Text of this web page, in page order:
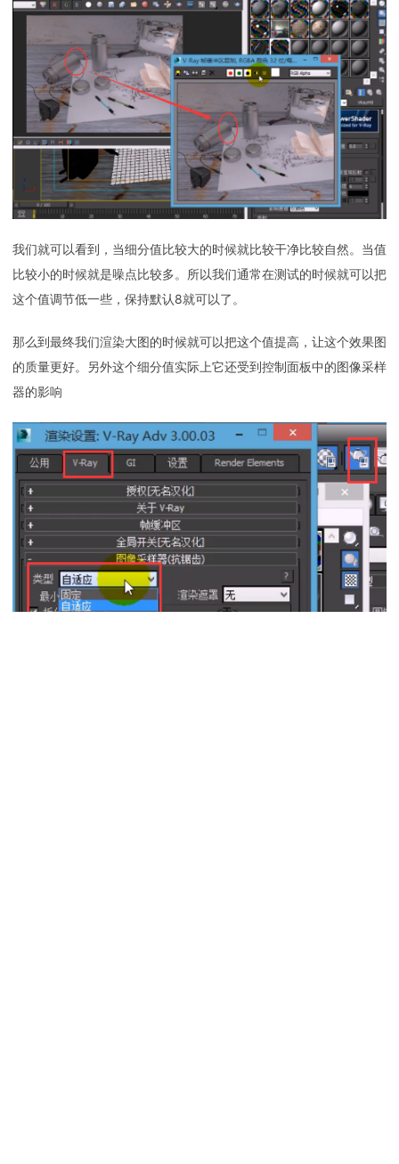
我们就可以看到，当细分值比较大的时候就比较干净比较自然。当值
比较小的时候就是噪点比较多。所以我们通常在测试的时候就可以把
这个值调节低一些，保持默认8就可以了。
那么到最终我们渲染大图的时候就可以把这个值提高，让这个效果图
的质量更好。另外这个细分值实际上它还受到控制面板中的图像采样
器的影响